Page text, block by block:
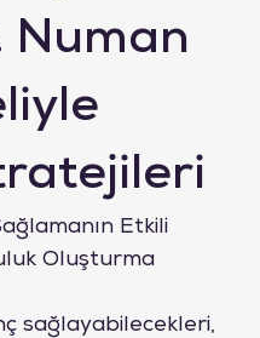
Numan
Etkili
Oluşturma
sağlayabilecekleri,